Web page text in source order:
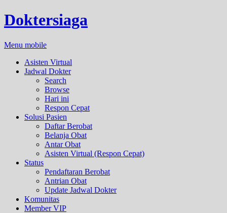
Doktersiaga
Menu mobile
Asisten Virtual
Jadwal Dokter
Search
Browse
Hari ini
Respon Cepat
Solusi Pasien
Daftar Berobat
Belanja Obat
Antar Obat
Asisten Virtual (Respon Cepat)
Status
Pendaftaran Berobat
Antrian Obat
Update Jadwal Dokter
Komunitas
Member VIP